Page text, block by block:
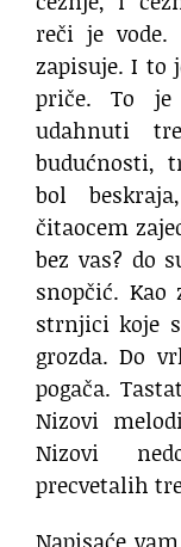
reči je vode.
zapisuje. I to
priče. To
udahnuti
budućnosti,
bol
čitaocem
bez vas? do
snopčić. Kao
strnjici koje
grozda. Do
pogača.
Nizovi
Nizovi
precvetalih
Napisaće